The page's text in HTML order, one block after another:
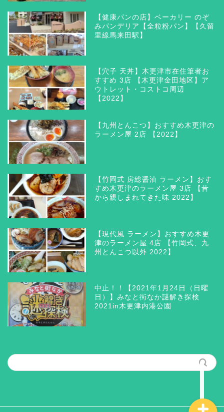
【健康パンの店】ベーカリー のぞ
みパンデリア【全粒粉パン】【久留
里線馬来田駅】
【穴子 天丼】木更津市在住筆者お
すすめ 3店 【木更津金田地区】ア
ウトレット・コストコ周辺
【2022】
【九州とんこつ】おすすめ木更津の
ラーメン屋 2店 【2022】
【竹岡式 房総醤油 ラーメン】おす
すめ木更津のラーメン屋 3店 【昔
から親しまれてきた味 2022】
【現代風 ラーメン】おすすめ木更
津のラーメン屋 4店 【竹岡式、九
州とんこつ以外 2022】
中止！！【2021年1月24日（日曜
日）】みなと街なか謎解き探検
2021in木更津内港公園
三井アウトレットパーク木
更津
ラーメン つけ麺 まぜそ